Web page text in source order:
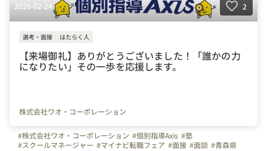
2026-02-24 2
選考・面接 はたらく人
【来場御礼】ありがとうございました！「誰かの力
になりたい」その一歩を応援します。
株式会社ワオ・コーポレーション
#株式会社ワオ・コーポレーション #個別指導Axis #塾
#スクールマネージャー #マイナビ転職フェア #面接 #面談 #青森県